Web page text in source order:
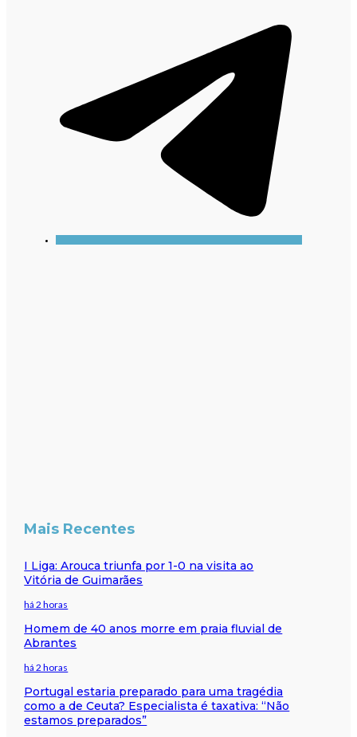
Mais Recentes
I Liga: Arouca triunfa por 1-0 na visita ao
Vitória de Guimarães
há 2 horas
Homem de 40 anos morre em praia fluvial de
Abrantes
há 2 horas
Portugal estaria preparado para uma tragédia
como a de Ceuta? Especialista é taxativa: “Não
estamos preparados”